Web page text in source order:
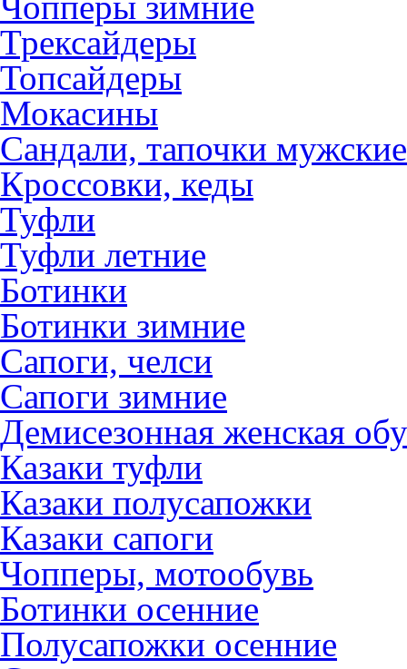
Трексайдеры
Топсайдеры
Мокасины
Сандали, тапочки мужские
Кроссовки, кеды
Туфли
Туфли летние
Ботинки
Ботинки зимние
Сапоги, челси
Сапоги зимние
Демисезонная женская
Казаки туфли
Казаки полусапожки
Казаки сапоги
Чопперы, мотообувь
Ботинки осенние
Полусапожки осенние